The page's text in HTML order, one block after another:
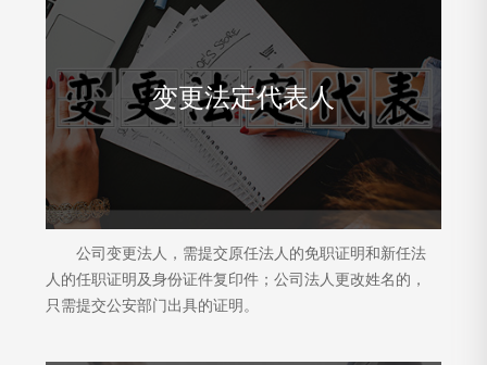
变更法定代表人
公司变更法人，需提交原任法人的免职证明和新任法
人的任职证明及身份证件复印件；公司法人更改姓名的，
只需提交公安部门出具的证明。